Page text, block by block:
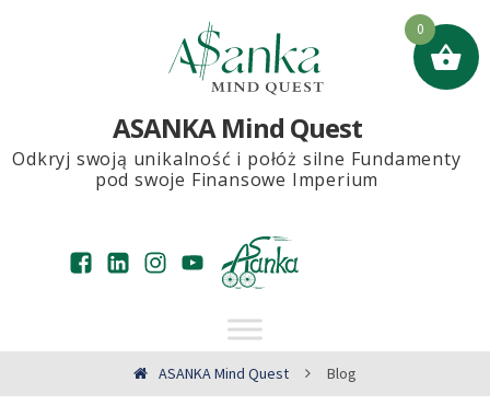
ASANKA Mind Quest
Odkryj swoją unikalność i połóż silne Fundamenty
pod swoje Finansowe Imperium
ASANKA Mind Quest Blog
0